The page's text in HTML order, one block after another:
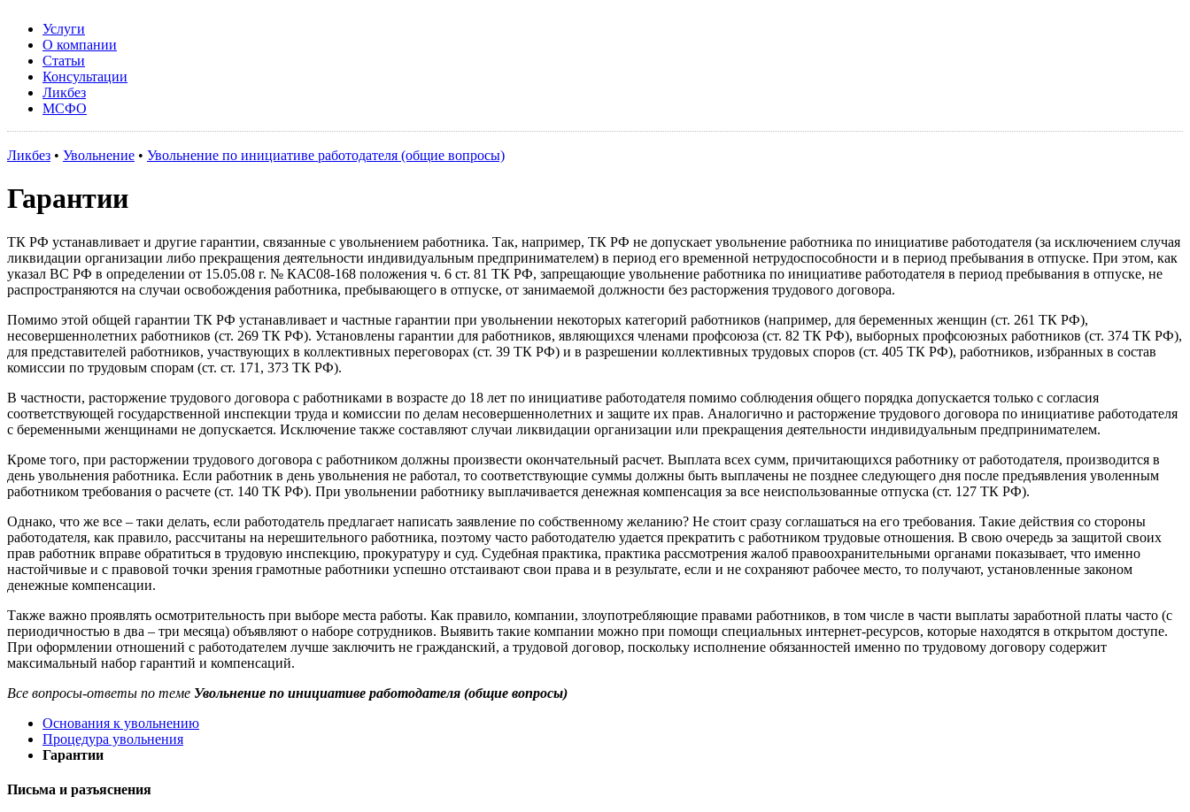
Услуги
О компании
Статьи
Консультации
Ликбез
МСФО
Ликбез • Увольнение • Увольнение по инициативе работодателя (общие вопросы)
Гарантии
ТК РФ устанавливает и другие гарантии, связанные с увольнением работника. Так, например, ТК РФ не допускает увольнение работника по инициативе работодателя (за исключением случая
ликвидации организации либо прекращения деятельности индивидуальным предпринимателем) в период его временной нетрудоспособности и в период пребывания в отпуске. При этом, как
указал ВС РФ в определении от 15.05.08 г. № КАС08-168 положения ч. 6 ст. 81 ТК РФ, запрещающие увольнение работника по инициативе работодателя в период пребывания в отпуске, не
распространяются на случаи освобождения работника, пребывающего в отпуске, от занимаемой должности без расторжения трудового договора.
Помимо этой общей гарантии ТК РФ устанавливает и частные гарантии при увольнении некоторых категорий работников (например, для беременных женщин (ст. 261 ТК РФ),
несовершеннолетних работников (ст. 269 ТК РФ). Установлены гарантии для работников, являющихся членами профсоюза (ст. 82 ТК РФ), выборных профсоюзных работников (ст. 374 ТК РФ),
для представителей работников, участвующих в коллективных переговорах (ст. 39 ТК РФ) и в разрешении коллективных трудовых споров (ст. 405 ТК РФ), работников, избранных в состав
комиссии по трудовым спорам (ст. ст. 171, 373 ТК РФ).
В частности, расторжение трудового договора с работниками в возрасте до 18 лет по инициативе работодателя помимо соблюдения общего порядка допускается только с согласия
соответствующей государственной инспекции труда и комиссии по делам несовершеннолетних и защите их прав. Аналогично и расторжение трудового договора по инициативе работодателя
с беременными женщинами не допускается. Исключение также составляют случаи ликвидации организации или прекращения деятельности индивидуальным предпринимателем.
Кроме того, при расторжении трудового договора с работником должны произвести окончательный расчет. Выплата всех сумм, причитающихся работнику от работодателя, производится в
день увольнения работника. Если работник в день увольнения не работал, то соответствующие суммы должны быть выплачены не позднее следующего дня после предъявления уволенным
работником требования о расчете (ст. 140 ТК РФ). При увольнении работнику выплачивается денежная компенсация за все неиспользованные отпуска (ст. 127 ТК РФ).
Однако, что же все – таки делать, если работодатель предлагает написать заявление по собственному желанию? Не стоит сразу соглашаться на его требования. Такие действия со стороны
работодателя, как правило, рассчитаны на нерешительного работника, поэтому часто работодателю удается прекратить с работником трудовые отношения. В свою очередь за защитой своих
прав работник вправе обратиться в трудовую инспекцию, прокуратуру и суд. Судебная практика, практика рассмотрения жалоб правоохранительными органами показывает, что именно
настойчивые и с правовой точки зрения грамотные работники успешно отстаивают свои права и в результате, если и не сохраняют рабочее место, то получают, установленные законом
денежные компенсации.
Также важно проявлять осмотрительность при выборе места работы. Как правило, компании, злоупотребляющие правами работников, в том числе в части выплаты заработной платы часто (с
периодичностью в два – три месяца) объявляют о наборе сотрудников. Выявить такие компании можно при помощи специальных интернет-ресурсов, которые находятся в открытом доступе.
При оформлении отношений с работодателем лучше заключить не гражданский, а трудовой договор, поскольку исполнение обязанностей именно по трудовому договору содержит
максимальный набор гарантий и компенсаций.
Все вопросы-ответы по теме Увольнение по инициативе работодателя (общие вопросы)
Основания к увольнению
Процедура увольнения
Гарантии
Письма и разъяснения